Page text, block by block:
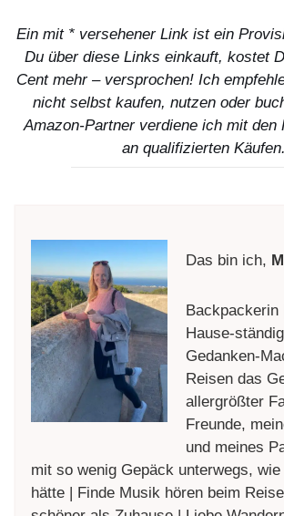
Ein mit * versehener Link ist ein
Du über diese Links einkauft, kostet
Cent mehr – versprochen! Ich
nicht selbst kaufen, nutzen oder
Amazon-Partner verdiene ich mit den
an qualifizierten Käufen.
Das bin ich,
Backpackerin
Hause-
Gedanken-
Reisen das
allergrößter
Freunde,
und meines
mit so wenig Gepäck unterwegs,
hätte | Finde Musik hören beim